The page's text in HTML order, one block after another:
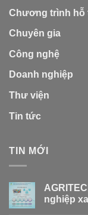
Chương trình hỗ
Chuyên gia
Công nghệ
Doanh nghiệp
Thư viện
Tin tức
TIN MỚI
nghiệp